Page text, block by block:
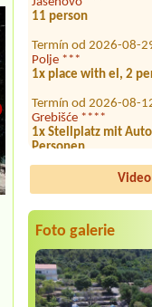
Termín od 2026-08-
Polje ***
1x place with el, 2
Termín od 2026-08-
Grebišće ****
1x Stellplatz mit Auto
Personen
**
**
1x place with EL,
motorhome 9,5m
Termín od 2026-08-
**
Video
Foto galerie